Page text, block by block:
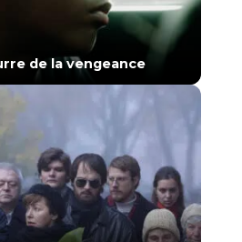
de la vengeance